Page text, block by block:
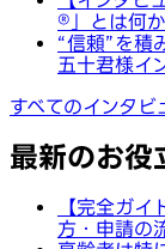
®︎」とは何
“信頼”を積
五十君様イ
すべてのインタビ
最新のお役
【完全ガ
方・申請の